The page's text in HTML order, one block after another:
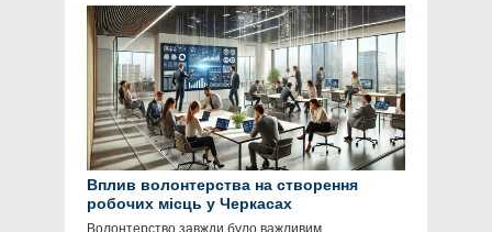
Вплив волонтерства на створення
робочих місць у Черкасах